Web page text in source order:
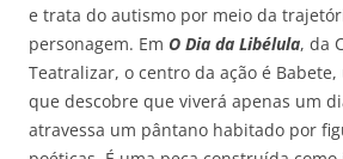
e trata do autismo por meio da
personagem. Em O Dia da Libélula, da
Teatralizar, o centro da ação é
que descobre que viverá apenas um
atravessa um pântano habitado por